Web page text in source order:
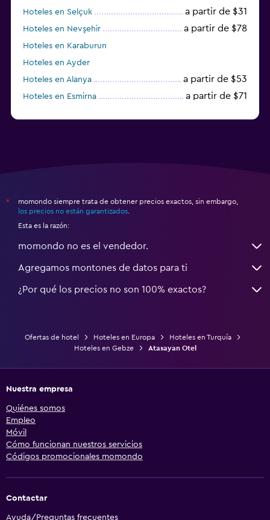
Hoteles en Selçuk a partir de $31
Hoteles en Nevşehir a partir de $78
Hoteles en Karaburun
Hoteles en Ayder
Hoteles en Alanya
a partir de $53
Hoteles en Esmirna a partir de $71
*
momondo siempre trata de obtener precios exactos, sin embargo,
los precios no están garantizados
Esta es la razón:
momondo no es el vendedor.
Agregamos montones de datos para ti
¿Por qué los precios no son 100% exactos?
Ofertas de hotel Hoteles en Europa
Hoteles en Turquía
Hoteles en Gebze
Atasayan Otel
Nuestra empresa
Quiénes somos
Empleo
Móvil
Cómo funcionan nuestros servicios
Códigos promocionales momondo
Contactar
Ayuda/Preguntas frecuentes